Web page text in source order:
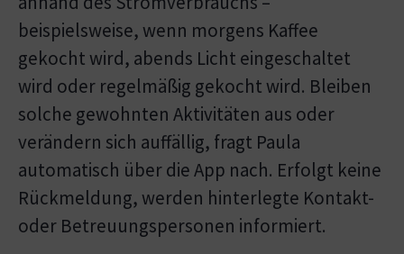
beispielsweise, wenn morgens Kaffee
gekocht wird, abends Licht eingeschaltet
wird oder regelmäßig gekocht wird. Bleiben
solche gewohnten Aktivitäten aus oder
verändern sich auffällig, fragt Paula
automatisch über die App nach. Erfolgt keine
Rückmeldung, werden hinterlegte Kontakt-
oder Betreuungspersonen informiert.